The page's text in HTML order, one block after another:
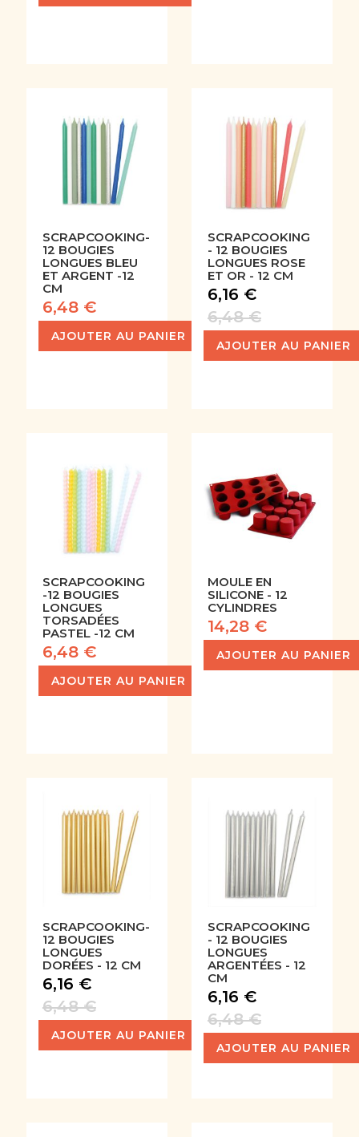
SCRAPCOOKING-
12 BOUGIES
LONGUES BLEU
ET ARGENT -12
CM
6,48 €
AJOUTER AU PANIER
SCRAPCOOKING
- 12 BOUGIES
LONGUES ROSE
ET OR - 12 CM
6,16 €
6,48 €
AJOUTER AU PANIER
SCRAPCOOKING
-12 BOUGIES
LONGUES
TORSADÉES
PASTEL -12 CM
6,48 €
AJOUTER AU PANIER
MOULE EN
SILICONE - 12
CYLINDRES
14,28 €
AJOUTER AU PANIER
SCRAPCOOKING-
12 BOUGIES
LONGUES
DORÉES - 12 CM
6,16 €
6,48 €
AJOUTER AU PANIER
SCRAPCOOKING
- 12 BOUGIES
LONGUES
ARGENTÉES - 12
CM
6,16 €
6,48 €
AJOUTER AU PANIER